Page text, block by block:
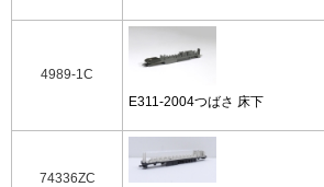
4989-1C
E311-2004つばさ 床下
74336ZC